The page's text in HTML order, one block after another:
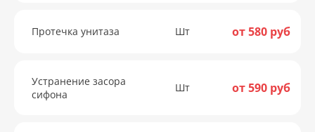
Протечка унитаза Шт от 580 руб
Устранение засора
сифона
Шт от 590 руб